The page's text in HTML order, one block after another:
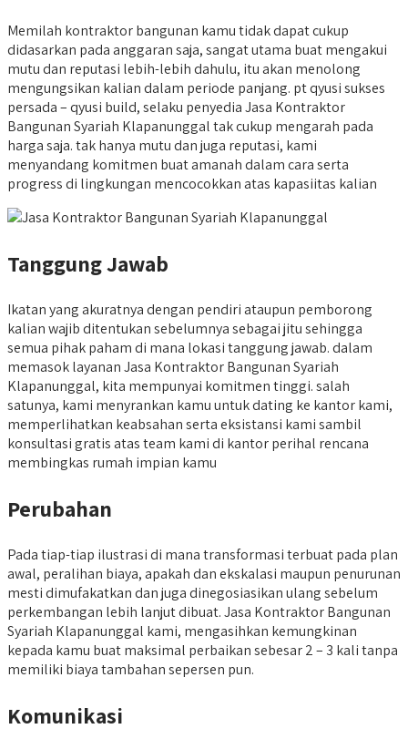
Memilah kontraktor bangunan kamu tidak dapat cukup
didasarkan pada anggaran saja, sangat utama buat mengakui
mutu dan reputasi lebih-lebih dahulu, itu akan menolong
mengungsikan kalian dalam periode panjang. pt qyusi sukses
persada – qyusi build, selaku penyedia Jasa Kontraktor
Bangunan Syariah Klapanunggal tak cukup mengarah pada
harga saja. tak hanya mutu dan juga reputasi, kami
menyandang komitmen buat amanah dalam cara serta
progress di lingkungan mencocokkan atas kapasiitas kalian
Tanggung Jawab
Ikatan yang akuratnya dengan pendiri ataupun pemborong
kalian wajib ditentukan sebelumnya sebagai jitu sehingga
semua pihak paham di mana lokasi tanggung jawab. dalam
memasok layanan Jasa Kontraktor Bangunan Syariah
Klapanunggal, kita mempunyai komitmen tinggi. salah
satunya, kami menyrankan kamu untuk dating ke kantor kami,
memperlihatkan keabsahan serta eksistansi kami sambil
konsultasi gratis atas team kami di kantor perihal rencana
membingkas rumah impian kamu
Perubahan
Pada tiap-tiap ilustrasi di mana transformasi terbuat pada plan
awal, peralihan biaya, apakah dan ekskalasi maupun penurunan
mesti dimufakatkan dan juga dinegosiasikan ulang sebelum
perkembangan lebih lanjut dibuat. Jasa Kontraktor Bangunan
Syariah Klapanunggal kami, mengasihkan kemungkinan
kepada kamu buat maksimal perbaikan sebesar 2 – 3 kali tanpa
memiliki biaya tambahan sepersen pun.
Komunikasi